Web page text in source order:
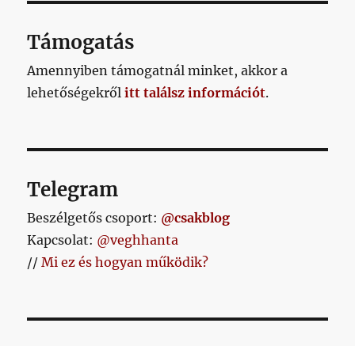
Támogatás
Amennyiben támogatnál minket, akkor a
lehetőségekrőlitt találsz információt.
Telegram
Beszélgetős csoport: @csakblog
Kapcsolat: @veghhanta
//Mi ez és hogyan működik?